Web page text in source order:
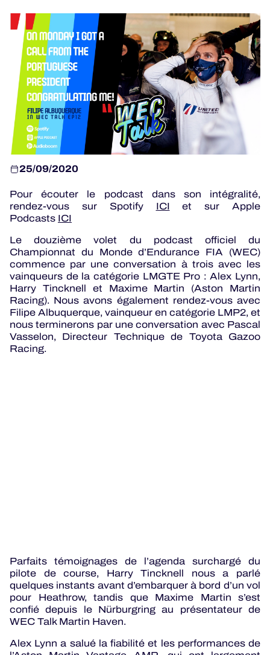
JEU OFFICIEL
HOSPITALITÉS
BILLETTERIE
24H LEMANS
ELMS
MLMC
ALMS
25/09/2020
Pour écouter le podcast dans son intégralité,
rendez-vous sur Spotify ICI et sur Apple
Podcasts ICI
Le douzième volet du podcast officiel du
Championnat du Monde d’Endurance FIA (WEC)
commence par une conversation à trois avec les
vainqueurs de la catégorie LMGTE Pro : Alex Lynn,
Harry Tincknell et Maxime Martin (Aston Martin
Racing). Nous avons également rendez-vous avec
Filipe Albuquerque, vainqueur en catégorie LMP2, et
nous terminerons par une conversation avec Pascal
Vasselon, Directeur Technique de Toyota Gazoo
Racing.
Parfaits témoignages de l’agenda surchargé du
pilote de course, Harry Tincknell nous a parlé
quelques instants avant d’embarquer à bord d’un vol
pour Heathrow, tandis que Maxime Martin s’est
confié depuis le Nürburgring au présentateur de
WEC Talk Martin Haven.
Alex Lynn a salué la fiabilité et les performances de